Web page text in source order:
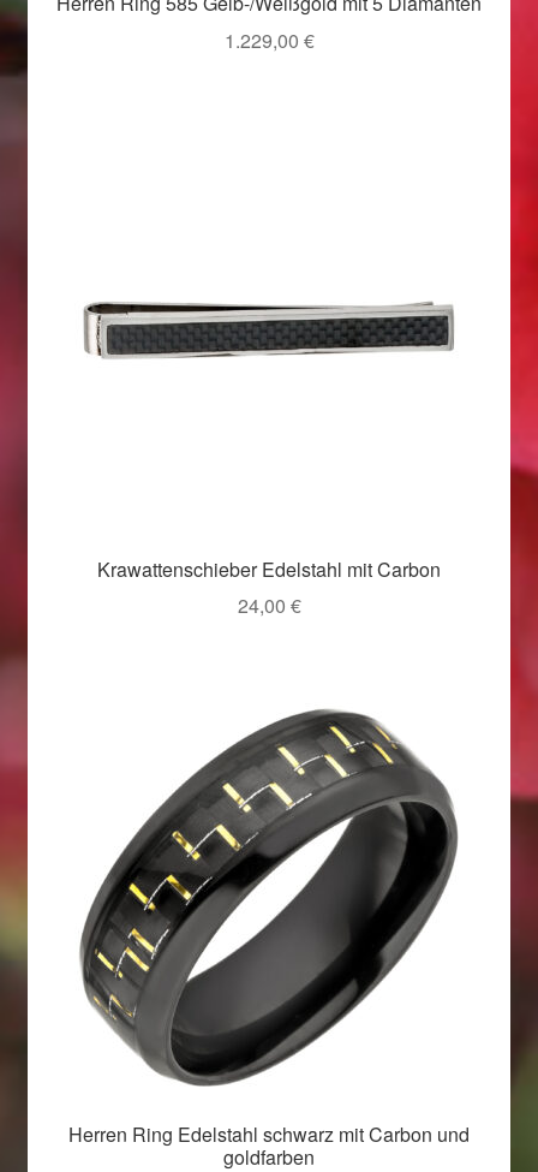
Weihnachtsangebote 20191.229,00 €
Krawattenschieber Edelstahl mit Carbon
24,00 €
Herren Ring Edelstahl schwarz mit Carbon und
goldfarben